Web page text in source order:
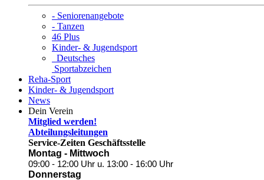
- Seniorenangebote
- Tanzen
46 Plus
Kinder- & Jugendsport
Deutsches
Sportabzeichen
Reha-Sport
Kinder- & Jugendsport
News
Dein Verein
Mitglied werden!
Abteilungsleitungen
Service-Zeiten Geschäftsstelle
Montag - Mittwoch
09:00 - 12:00 Uhr u. 13:00 - 16:00 Uhr
Donnerstag